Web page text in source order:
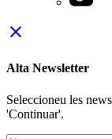
close
Alta Newsletter
Seleccioneu les
'Continuar'.